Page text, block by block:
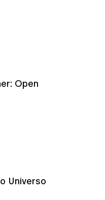
Open
Universo